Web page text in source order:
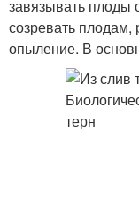
завязывать плоды
созревать плодам,
опыление. В